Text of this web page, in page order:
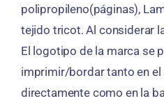
polipropileno(páginas),
tejido tricot. Al considerar
El logotipo de la marca se
imprimir/bordar tanto en
directamente como en la